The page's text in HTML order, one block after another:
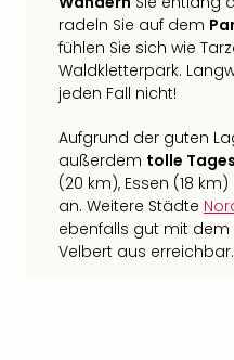
radeln Sie auf dem
fühlen Sie sich wie
Waldkletterpark.
jeden Fall nicht!
Aufgrund der guten
außerdem tolle
(20 km), Essen (18
an. Weitere Städte
ebenfalls gut mit
Velbert aus erreichbar.